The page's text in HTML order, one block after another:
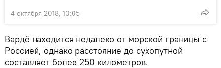
4 октября 2018, 10:05
Вардё находится недалеко от морской границы с
Россией, однако расстояние до сухопутной
составляет более 250 километров.